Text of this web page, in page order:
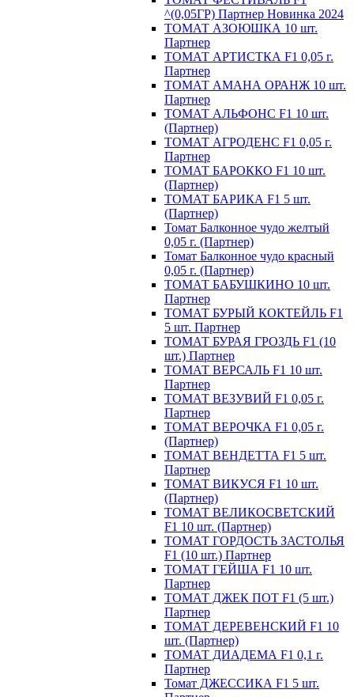
^(0,05ГР) Партнер Новинка 2024
ТОМАТ АЗОЮШКА 10 шт.
Партнер
ТОМАТ АРТИСТКА F1 0,05 г.
Партнер
ТОМАТ АМАНА ОРАНЖ 10 шт.
Партнер
ТОМАТ АЛЬФОНС F1 10 шт.
(Партнер)
ТОМАТ АГРОДЕНС F1 0,05 г.
Партнер
ТОМАТ БАРОККО F1 10 шт.
(Партнер)
ТОМАТ БАРИКА F1 5 шт.
(Партнер)
Томат Балконное чудо желтый
0,05 г. (Партнер)
Томат Балконное чудо красный
0,05 г. (Партнер)
ТОМАТ БАБУШКИНО 10 шт.
Партнер
ТОМАТ БУРЫЙ КОКТЕЙЛЬ F1
5 шт. Партнер
ТОМАТ БУРАЯ ГРОЗДЬ F1 (10
шт.) Партнер
ТОМАТ ВЕРСАЛЬ F1 10 шт.
Партнер
ТОМАТ ВЕЗУВИЙ F1 0,05 г.
Партнер
ТОМАТ ВЕРОЧКА F1 0,05 г.
(Партнер)
ТОМАТ ВЕНДЕТТА F1 5 шт.
Партнер
ТОМАТ ВИКУСЯ F1 10 шт.
(Партнер)
ТОМАТ ВЕЛИКОСВЕТСКИЙ
F1 10 шт. (Партнер)
ТОМАТ ГОРДОСТЬ ЗАСТОЛЬЯ
F1 (10 шт.) Партнер
ТОМАТ ГЕЙША F1 10 шт.
Партнер
ТОМАТ ДЖЕК ПОТ F1 (5 шт.)
Партнер
ТОМАТ ДЕРЕВЕНСКИЙ F1 10
шт. (Партнер)
ТОМАТ ДИАДЕМА F1 0,1 г.
Партнер
Томат ДЖЕССИКА F1 5 шт.